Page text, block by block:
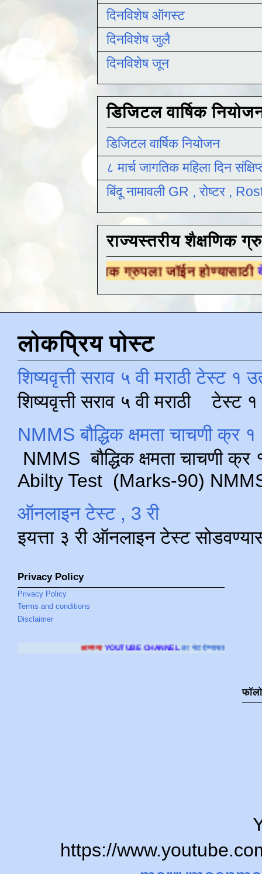
दिनविशेष ऑगस्ट
दिनविशेष जुलै
दिनविशेष जून
डिजिटल वार्षिक
डिजिटल वार्षिक नियोजन
८ मार्च जागतिक महिला दिन
बिंदू नामावली GR , रोष्टर ,
राज्यस्तरीय शैक्षणिक
शैक्षणिक ग्रुपला जॉईन होण्यासाठीयेथे क्लिक
लोकप्रिय पोस्ट
शिष्यवृत्ती सराव ५ वी मराठी टेस्ट १
शिष्यवृत्ती सराव ५ वी मराठी टेस्ट
NMMS बौद्धिक क्षमता चाचणी क्र
NMMS बौद्धिक क्षमता चाचणी
Abilty Test (Marks-90) NMMS
ऑनलाइन टेस्ट , 3 री
इयत्ता ३ री ऑनलाइन टेस्ट
Privacy Policy
Privacy Policy
Terms and conditions
Disclaimer
YOUTUBE CHANNELला भेट देण्यासाठी क्लिक करा.
https://